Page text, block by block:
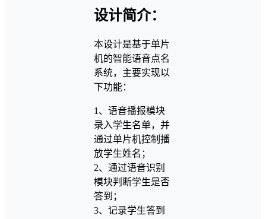
设计简介：
本设计是基于单片
机的智能语音点名
系统，主要实现以
下功能：
1、语音播报模块
录入学生名单，并
通过单片机控制播
放学生姓名；
2、通过语音识别
模块判断学生是否
答到；
3、记录学生答到